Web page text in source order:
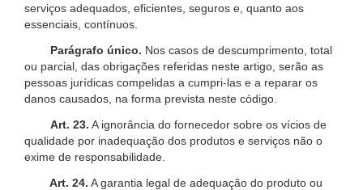
serviços adequados, eficientes, seguros e, quanto aos
essenciais, contínuos.
Parágrafo único. Nos casos de descumprimento, total
ou parcial, das obrigações referidas neste artigo, serão as
pessoas jurídicas compelidas a cumpri-las e a reparar os
danos causados, na forma prevista neste código.
Art. 23. A ignorância do fornecedor sobre os vícios de
qualidade por inadequação dos produtos e serviços não o
exime de responsabilidade.
Art. 24. A garantia legal de adequação do produto ou